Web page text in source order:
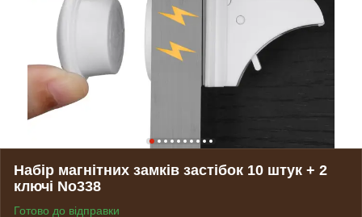
Набір магнітних замків застібок 10 штук + 2
ключі No338
Готово до відправки